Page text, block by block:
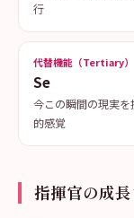
行
代替機能（Tertiary）
Se
今この瞬間の現実を
的感覚
指揮官の成